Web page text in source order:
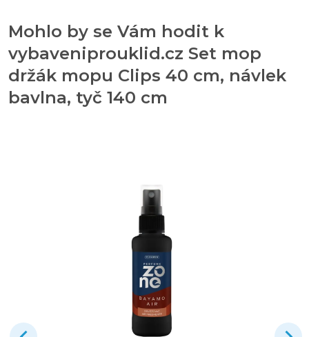
Mohlo by se Vám hodit k
vybaveniprouklid.cz Set mop
držák mopu Clips 40 cm, návlek
bavlna, tyč 140 cm